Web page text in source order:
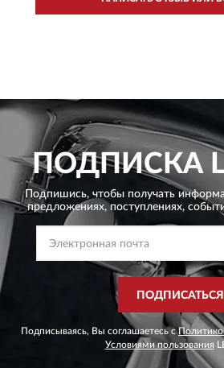
ПОДПИСКА
Подпишись, чтобы получать
предложениях, поступлениях,
ПОДПИСАТЬСЯ
Подписываясь, Вы соглашаетесь с
Условиями пользования